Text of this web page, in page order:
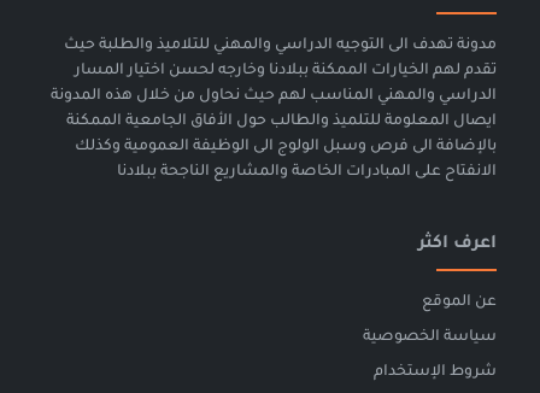
مدونة تهدف الى التوجيه الدراسي والمهني للتلاميذ والطلبة حيث
تقدم لهم الخيارات الممكنة ببلادنا وخارجه لحسن اختيار المسار
الدراسي والمهني المناسب لهم حيث نحاول من خلال هذه المدونة
ايصال المعلومة للتلميذ والطالب حول الأفاق الجامعية الممكنة
بالإضافة الى فرص وسبل الولوج الى الوظيفة العمومية وكذلك
الانفتاح على المبادرات الخاصة والمشاريع الناجحة ببلادنا
اعرف اكثر
عن الموقع
سياسة الخصوصية
شروط الإستخدام